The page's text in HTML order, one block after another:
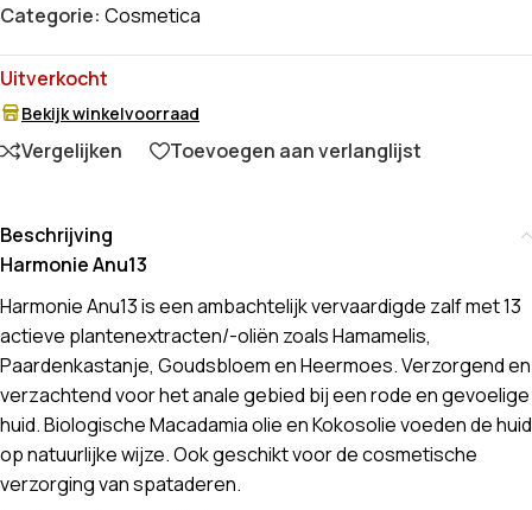
Categorie: Cosmetica
Uitverkocht
Bekijk winkelvoorraad
Vergelijken Toevoegen aan verlanglijst
Beschrijving
Harmonie Anu13
Harmonie Anu13 is een ambachtelijk vervaardigde zalf met 13
actieve plantenextracten/-oliën zoals Hamamelis,
Paardenkastanje, Goudsbloem en Heermoes. Verzorgend en
verzachtend voor het anale gebied bij een rode en gevoelige
huid. Biologische Macadamia olie en Kokosolie voeden de huid
op natuurlijke wijze. Ook geschikt voor de cosmetische
verzorging van spataderen.